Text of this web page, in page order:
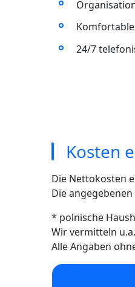
24/7
Kosten
Die Nettokosten
Die
* polnische
Wir vermitteln
Alle Angaben